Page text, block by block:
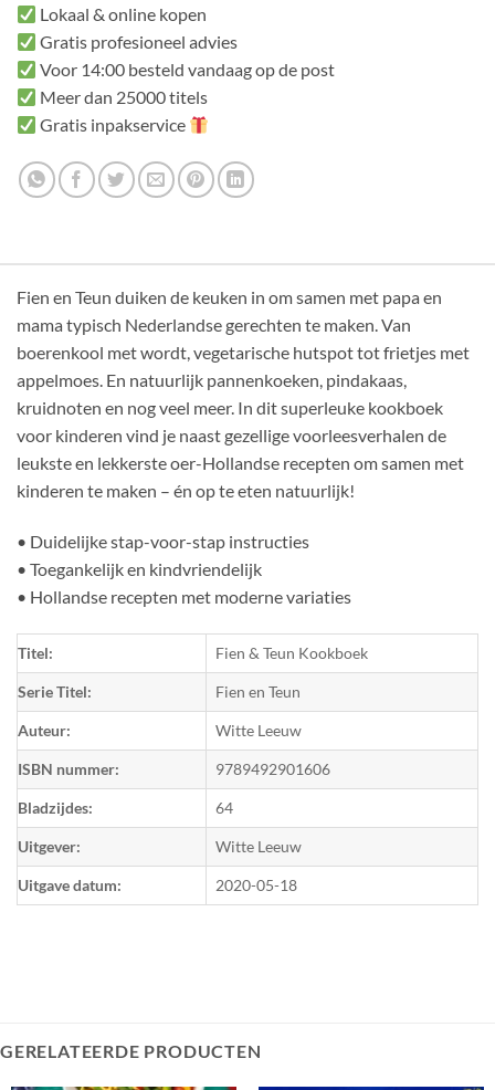
Lokaal & online kopen
Gratis profesioneel advies
Voor 14:00 besteld vandaag op de post
Meer dan 25000 titels
Gratis inpakservice
Fien en Teun duiken de keuken in om samen met papa en
mama typisch Nederlandse gerechten te maken. Van
boerenkool met wordt, vegetarische hutspot tot frietjes met
appelmoes. En natuurlijk pannenkoeken, pindakaas,
kruidnoten en nog veel meer. In dit superleuke kookboek
voor kinderen vind je naast gezellige voorleesverhalen de
leukste en lekkerste oer-Hollandse recepten om samen met
kinderen te maken – én op te eten natuurlijk!
• Duidelijke stap-voor-stap instructies
• Toegankelijk en kindvriendelijk
• Hollandse recepten met moderne variaties
Titel: Fien & Teun Kookboek
Serie Titel: Fien en Teun
Auteur: Witte Leeuw
ISBN nummer: 9789492901606
Bladzijdes: 64
Uitgever: Witte Leeuw
Uitgave datum: 2020-05-18
GERELATEERDE PRODUCTEN